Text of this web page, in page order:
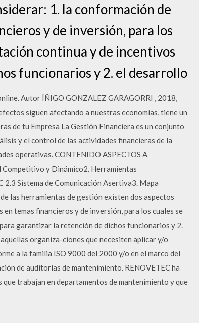
1. la conformación de
y de inversión, para los
continua y de incentivos
funcionarios y 2. el desarrollo
Autor ÍÑIGO GONZALEZ GARAGORRI , 2018,
siguen afectando a nuestras economías, tiene un
de tu Empresa La Gestión Financiera es un conjunto
y el control de las actividades financieras de la
operativas. CONTENIDO ASPECTOS A
Competitivo y Dinámico2. Herramientas
2.3 Sistema de Comunicación Asertiva3. Mapa
las herramientas de gestión existen dos aspectos
temas financieros y de inversión, para los cuales se
garantizar la retención de dichos funcionarios y 2.
organiza-ciones que necesiten aplicar y/o
a la familia ISO 9000 del 2000 y/o en el marco del
de auditorías de mantenimiento. RENOVETEC ha
trabajan en departamentos de mantenimiento y que